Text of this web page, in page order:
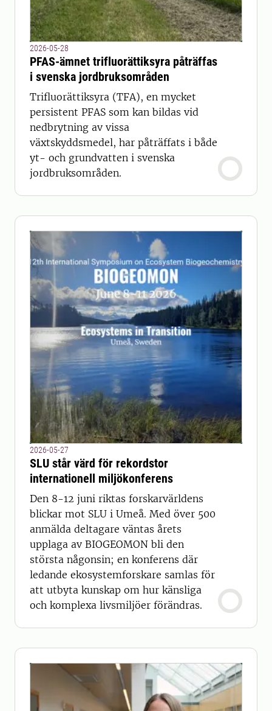
2026-05-28
PFAS-ämnet trifluorättiksyra påträffas
i svenska jordbruksområden
Trifluorättiksyra (TFA), en mycket
persistent PFAS som kan bildas vid
nedbrytning av vissa
växtskyddsmedel, har påträffats i både
yt- och grundvatten i svenska
jordbruksområden.
2026-05-27
SLU står värd för rekordstor
internationell miljökonferens
Den 8-12 juni riktas forskarvärldens
blickar mot SLU i Umeå. Med över 500
anmälda deltagare väntas årets
upplaga av BIOGEOMON bli den
största någonsin; en konferens där
ledande ekosystemforskare samlas för
att utbyta kunskap om hur känsliga
och komplexa livsmiljöer förändras.